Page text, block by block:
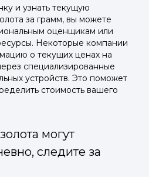
и узнать текущую
за грамм, вы можете
оценщикам или
Некоторые компании
о текущих ценах на
специализированные
устройств. Это поможет
стоимость вашего
могут
следите за